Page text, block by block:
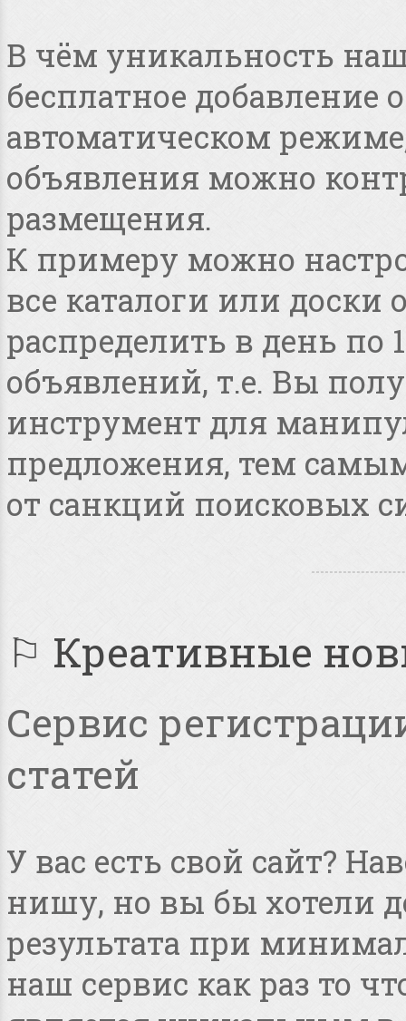
В чём уникальность
бесплатное добавление
автоматическом
объявления можно
размещения.
К примеру можно
все каталоги или
распределить в день по
объявлений, т.е. Вы
инструмент для
предложения, тем
от санкций поисковых
⚐ Креативные
Сервис
статей
У вас есть свой сайт?
нишу, но вы бы хотели
результата при
наш сервис как раз то